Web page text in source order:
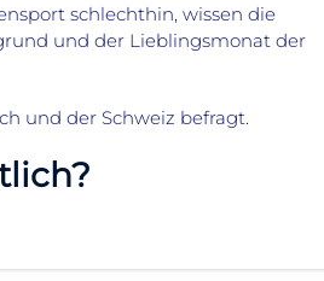
schlechthin, wissen die
und der Lieblingsmonat der
und der Schweiz befragt.